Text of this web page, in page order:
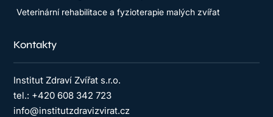
Veterinární rehabilitace a fyzioterapie malých zvířat
Kontakty
Institut Zdraví Zvířat s.r.o.
tel.: +420 608 342 723
info@institutzdravizvirat.cz